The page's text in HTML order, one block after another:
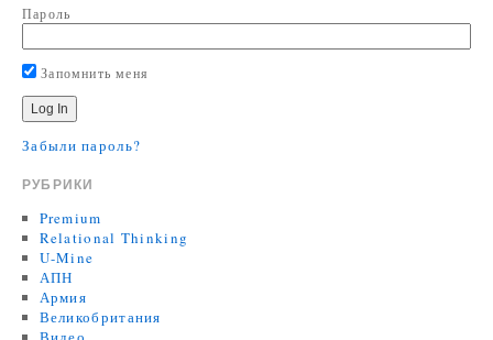
Пароль
Запомнить меня
Забыли пароль?
РУБРИКИ
Premium
Relational Thinking
U-Mine
АПН
Армия
Великобритания